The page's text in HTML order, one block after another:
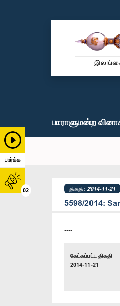
பார்க்க
02
பாராளுமன்ற
திகதி: 2014-11-21
5598/2014:
----
கேட்கப்பட்ட திகதி
2014-11-21